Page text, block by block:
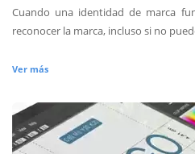
Cuando una identidad de marca
reconocer la marca, incluso si no
Ver más